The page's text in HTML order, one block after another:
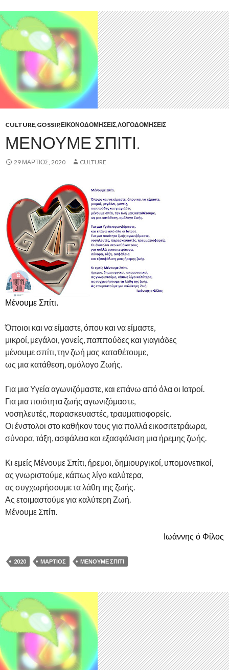
CULTURE,GOSSIP,ΕΙΚΟΝΟΔΟΜΉΣΕΙΣ,ΛΟΓΟΔΟΜΉΣΕΙΣ
ΜΈΝΟΥΜΕ ΣΠΊΤΙ.
29 ΜΆΡΤΙΟΣ, 2020 CULTURE
Μένουμε Σπίτι.
Όποιοι και να είμαστε, όπου και να είμαστε,
μικροί, μεγάλοι, γονείς, παππούδες και γιαγιάδες
μένουμε σπίτι, την ζωή μας καταθέτουμε,
ως μια κατάθεση, ομόλογο Ζωής.
Για μια Υγεία αγωνιζόμαστε, και επάνω από όλα οι Ιατροί.
Για μια ποιότητα ζωής αγωνιζόμαστε,
νοσηλευτές, παρασκευαστές, τραυματιοφορείς.
Οι ένστολοι στο καθήκον τους για πολλά εικοσιτετράωρα,
σύνορα, τάξη, ασφάλεια και εξασφάλιση μια ήρεμης ζωής.
Κι εμείς Μένουμε Σπίτι, ήρεμοι, δημιουργικοί, υπομονετικοί,
ας γνωριστούμε, κάπως λίγο καλύτερα,
ας συγχωρήσουμε τα λάθη της ζωής.
Ας ετοιμαστούμε για καλύτερη Ζωή.
Μένουμε Σπίτι.
Ιωάννης ό Φίλος
2020 ΜΆΡΤΙΟΣ ΜΈΝΟΥΜΕ ΣΠΊΤΙ